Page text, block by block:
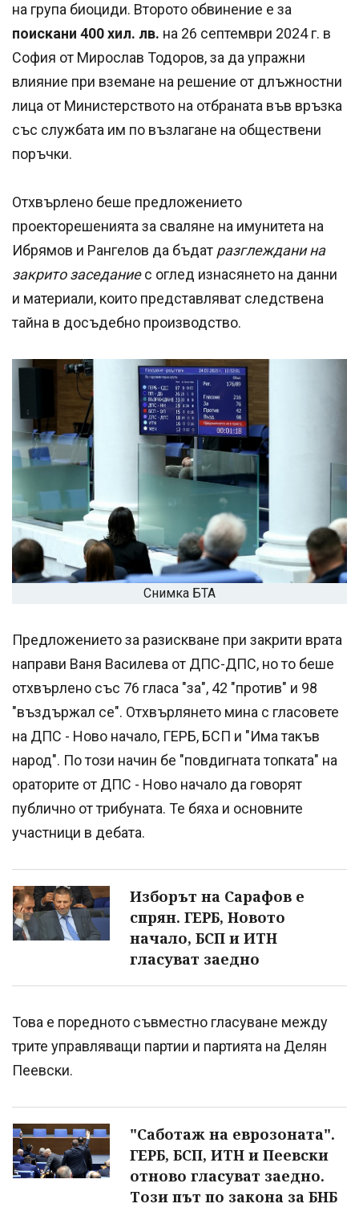
на група биоциди. Второто обвинение е за
поискани 400 хил. лв. на 26 септември 2024 г. в
София от Мирослав Тодоров, за да упражни
влияние при вземане на решение от длъжностни
лица от Министерството на отбраната във връзка
със службата им по възлагане на обществени
поръчки.
Отхвърлено беше предложението
проекторешенията за сваляне на имунитета на
Ибрямов и Рангелов да бъдат разглеждани на
закрито заседаниес оглед изнасянето на данни
и материали, които представляват следствена
тайна в досъдебно производство.
Снимка БТА
Предложението за разискване при закрити врата
направи Ваня Василева от ДПС-ДПС, но то беше
отхвърлено със 76 гласа "за", 42 "против" и 98
"въздържал се". Отхвърлянето мина с гласовете
на ДПС - Ново начало, ГЕРБ, БСП и "Има такъв
народ". По този начин бе "повдигната топката" на
ораторите от ДПС - Ново начало да говорят
публично от трибуната. Те бяха и основните
участници в дебата.
Изборът на Сарафов е
спрян. ГЕРБ, Новото
начало, БСП и ИТН
гласуват заедно
Това е поредното съвместно гласуване между
трите управляващи партии и партията на Делян
Пеевски.
"Саботаж на еврозоната".
ГЕРБ, БСП, ИТН и Пеевски
отново гласуват заедно.
Този път по закона за БНБ